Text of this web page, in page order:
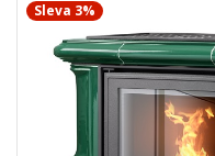
Sleva 3%